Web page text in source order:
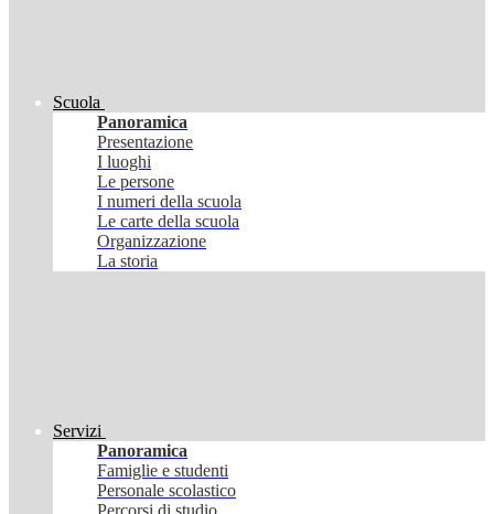
Scuola
Panoramica
Presentazione
I luoghi
Le persone
I numeri della scuola
Le carte della scuola
Organizzazione
La storia
Servizi
Panoramica
Famiglie e studenti
Personale scolastico